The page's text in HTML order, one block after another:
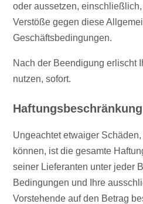
oder aussetzen,
Verstöße gegen diese
Geschäftsbedingungen.
Nach der Beendigung erlischt
nutzen, sofort.
Haftungsbeschränkung
Ungeachtet etwaiger
können, ist die gesamte
seiner Lieferanten unter jeder
Bedingungen und Ihre
Vorstehende auf den Betrag